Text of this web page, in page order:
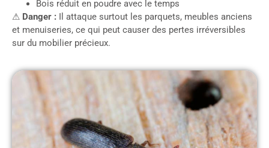
Bois réduit en poudre avec le temps
⚠ Danger : Il attaque surtout les parquets, meubles anciens
et menuiseries, ce qui peut causer des pertes irréversibles
sur du mobilier précieux.